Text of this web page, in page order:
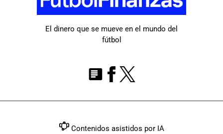
El dinero que se mueve en el mundo del
fútbol
Contenidos asistidos por IA